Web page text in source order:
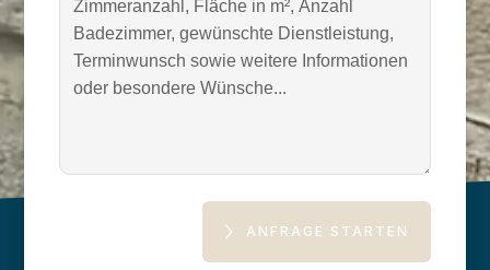
ANFRAGE STARTEN